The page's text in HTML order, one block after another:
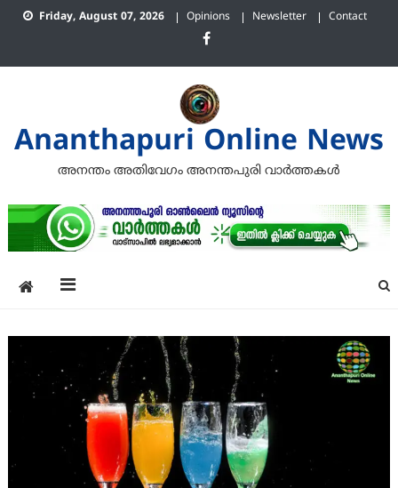
Skip
Friday, August 07, 2026 Opinions Newsletter Contact
Ananthapuri Online News
അനന്തം അതിവേഗം അനന്തപുരി വാര്‍ത്തകള്‍